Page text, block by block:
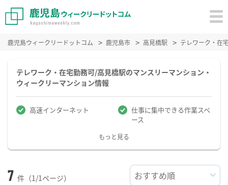
鹿児島ウィークリードットコム 鹿児島市 高見橋駅 テレワーク・在
テレワーク・在宅勤務可/高見橋駅のマンスリーマンション・
ウィークリーマンション情報
高速インターネット
仕事に集中できる作業スペ
ース
もっと見る
7 件（1/1ページ）